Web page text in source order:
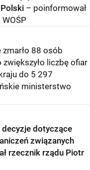
– poinformował
88 osób
liczbę ofiar
do 5 297
ministerstwo
dotyczące
związanych
rzecznik rządu Piotr